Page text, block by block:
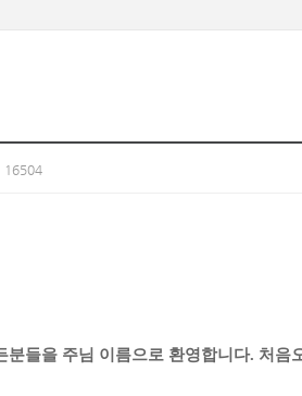
16504
들을 주님 이름으로 환영합니다. 처음